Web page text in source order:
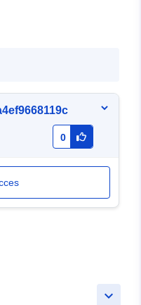
0
keyboard_arrow_down